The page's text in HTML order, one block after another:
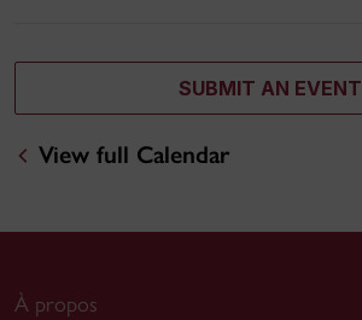
SUBMIT AN EVENT
View full Calendar
À propos